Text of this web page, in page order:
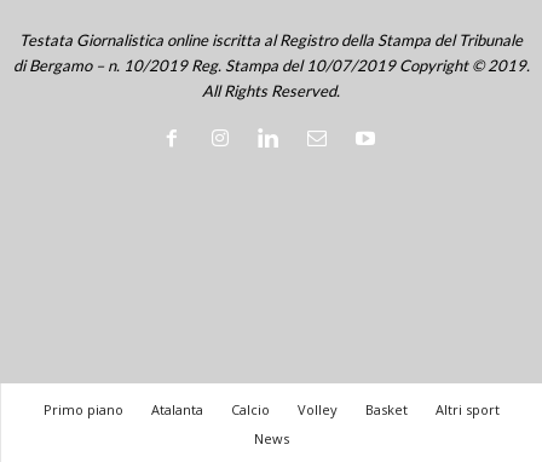
Testata Giornalistica online iscritta al Registro della Stampa del Tribunale
di Bergamo – n. 10/2019 Reg. Stampa del 10/07/2019 Copyright © 2019.
All Rights Reserved.
Primo piano Atalanta Calcio Volley Basket
Altri sport
News